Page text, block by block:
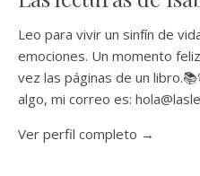
Leo para vivir un sinfín de
emociones. Un momento
vez las páginas de un
algo, mi correo es:
Ver perfil completo →